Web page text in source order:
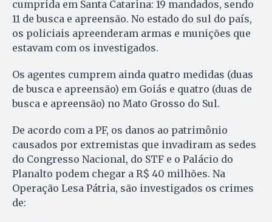
cumprida em Santa Catarina: 19 mandados, sendo
11 de busca e apreensão. No estado do sul do país,
os policiais apreenderam armas e munições que
estavam com os investigados.
Os agentes cumprem ainda quatro medidas (duas
de busca e apreensão) em Goiás e quatro (duas de
busca e apreensão) no Mato Grosso do Sul.
De acordo com a PF, os danos ao patrimônio
causados por extremistas que invadiram as sedes
do Congresso Nacional, do STF e o Palácio do
Planalto podem chegar a R$ 40 milhões. Na
Operação Lesa Pátria, são investigados os crimes
de: